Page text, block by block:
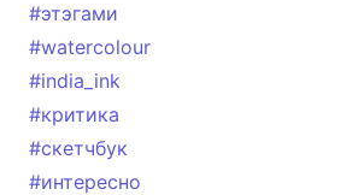
#этэгами
#watercolour
#india_ink
#критика
#скетчбук
#интересно